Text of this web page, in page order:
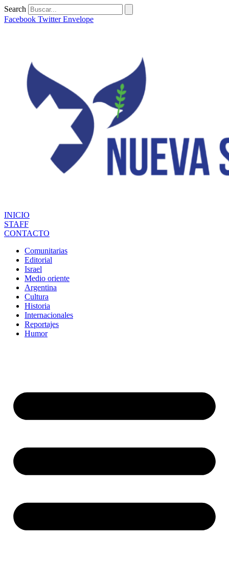
Ir
al
Search
Facebook Twitter Envelope
INICIO
STAFF
CONTACTO
Comunitarias
Editorial
Israel
Medio oriente
Argentina
Cultura
Historia
Internacionales
Reportajes
Humor